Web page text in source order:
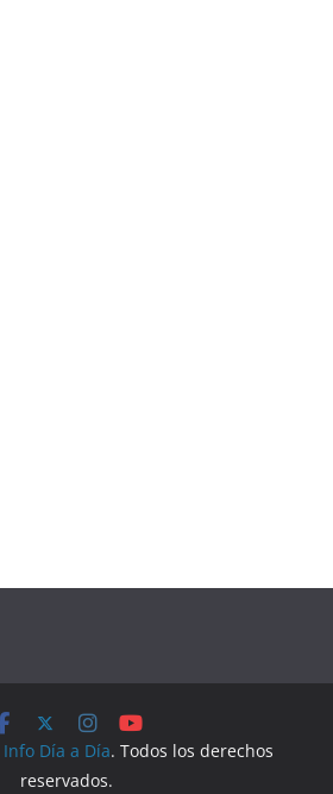
Info Día a Día. Todos los derechos
reservados.